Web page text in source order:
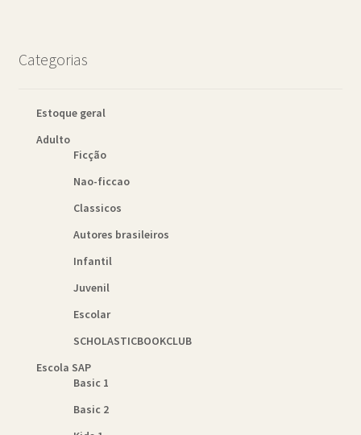
Categorias
Estoque geral
Adulto
Ficção
Nao-ficcao
Classicos
Autores brasileiros
Infantil
Juvenil
Escolar
SCHOLASTICBOOKCLUB
Escola SAP
Basic 1
Basic 2